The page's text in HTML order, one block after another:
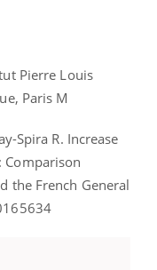
Pierre Louis
Paris M
Spira R. Increase
Comparison
the French General